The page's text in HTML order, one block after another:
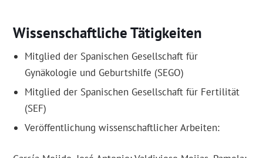
Wissenschaftliche Tätigkeiten
Mitglied der Spanischen Gesellschaft für
Gynäkologie und Geburtshilfe (SEGO)
Mitglied der Spanischen Gesellschaft für Fertilität
(SEF)
Veröffentlichung wissenschaftlicher Arbeiten: